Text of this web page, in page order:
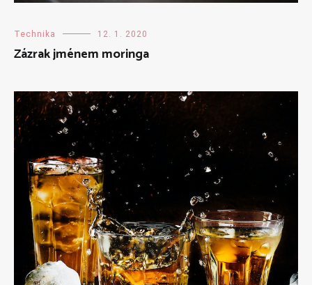
Technika 12. 1. 2020
Zázrak jménem moringa